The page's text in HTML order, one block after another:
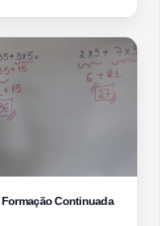
Continuada